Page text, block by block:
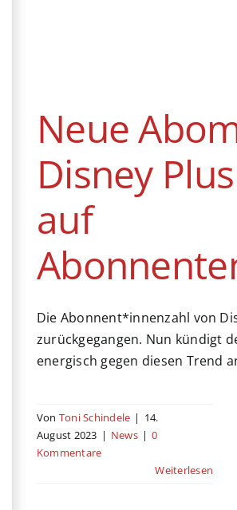
Neue
Disney
auf
Die Abonnent*innenzahl von
zurückgegangen. Nun kündigt
energisch gegen diesen Trend
Von Toni Schindele | 14.
August 2023 | News | 0
Kommentare
Weiterlesen